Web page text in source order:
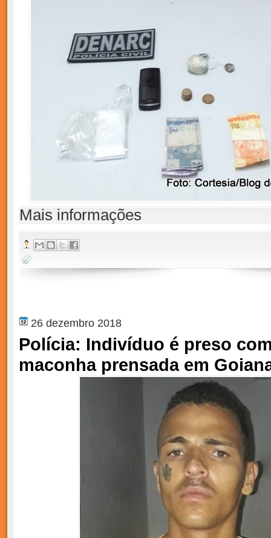
Mais informações
26 dezembro 2018
Polícia: Indivíduo é preso
maconha prensada em